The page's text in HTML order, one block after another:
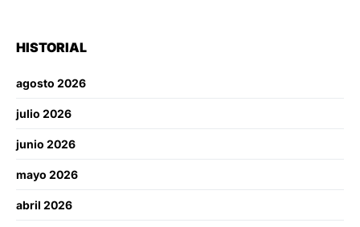
HISTORIAL
agosto 2026
julio 2026
junio 2026
mayo 2026
abril 2026